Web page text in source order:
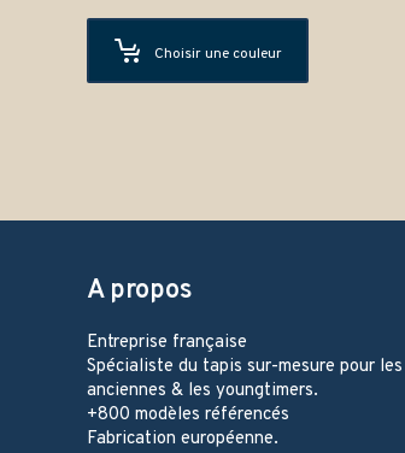
Choisir une couleur
A propos
Entreprise française
Spécialiste du tapis sur-mesure pour
anciennes & les youngtimers.
+800 modèles référencés
Fabrication européenne.